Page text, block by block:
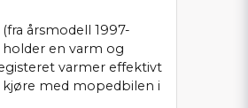
årsmodell 1997-
holder en varm og
varmer effektivt
med mopedbilen i